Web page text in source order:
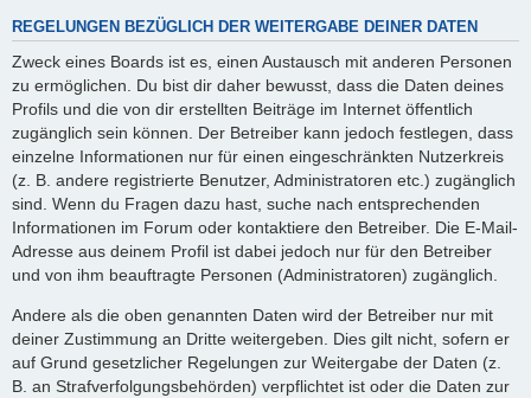
REGELUNGEN BEZÜGLICH DER WEITERGABE DEINER DATEN
Zweck eines Boards ist es, einen Austausch mit anderen Personen
zu ermöglichen. Du bist dir daher bewusst, dass die Daten deines
Profils und die von dir erstellten Beiträge im Internet öffentlich
zugänglich sein können. Der Betreiber kann jedoch festlegen, dass
einzelne Informationen nur für einen eingeschränkten Nutzerkreis
(z. B. andere registrierte Benutzer, Administratoren etc.) zugänglich
sind. Wenn du Fragen dazu hast, suche nach entsprechenden
Informationen im Forum oder kontaktiere den Betreiber. Die E-Mail-
Adresse aus deinem Profil ist dabei jedoch nur für den Betreiber
und von ihm beauftragte Personen (Administratoren) zugänglich.
Andere als die oben genannten Daten wird der Betreiber nur mit
deiner Zustimmung an Dritte weitergeben. Dies gilt nicht, sofern er
auf Grund gesetzlicher Regelungen zur Weitergabe der Daten (z.
B. an Strafverfolgungsbehörden) verpflichtet ist oder die Daten zur